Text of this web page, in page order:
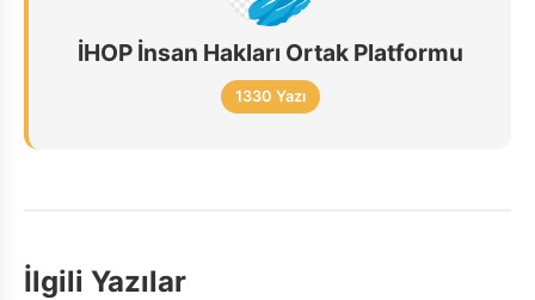
İHOP İnsan Hakları Ortak Platformu
1330 Yazı
İlgili Yazılar